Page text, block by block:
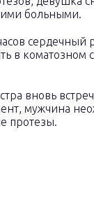
больными.
в коматозном
вновь
мужчина
протезы.